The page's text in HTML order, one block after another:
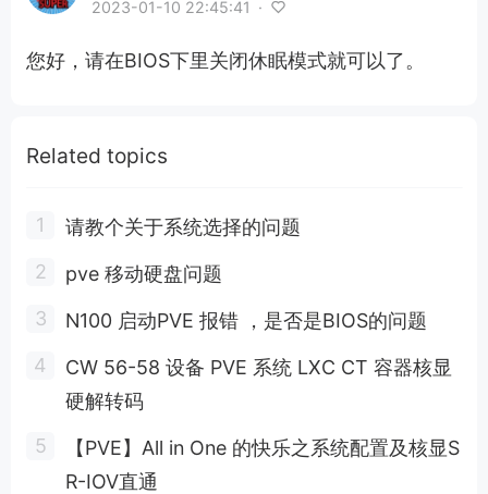
2023-01-10 22:45:41 ·
您好，请在BIOS下里关闭休眠模式就可以了。
Related topics
请教个关于系统选择的问题
pve 移动硬盘问题
N100 启动PVE 报错 ，是否是BIOS的问题
CW 56-58 设备 PVE 系统 LXC CT 容器核显
硬解转码
【PVE】All in One 的快乐之系统配置及核显S
R-IOV直通